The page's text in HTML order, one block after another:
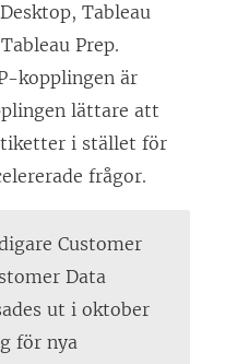
Tableau
Prep.
kopplingen är
lättare att
i stället för
frågor.
Customer
Data
ut i oktober
för nya